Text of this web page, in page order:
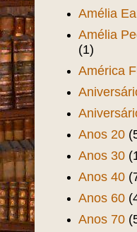
Amélia
Amélia
(1)
América
Anos 20
Anos 30
Anos 40
Anos 60
Anos 70